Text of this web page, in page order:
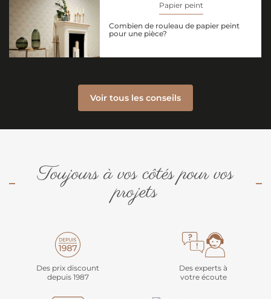
Papier peint
Combien de rouleau de papier peint
pour une pièce?
Voir tous les conseils
Toujours à vos côtés pour vos
projets
Des prix discount
depuis 1987
Des experts à
votre écoute